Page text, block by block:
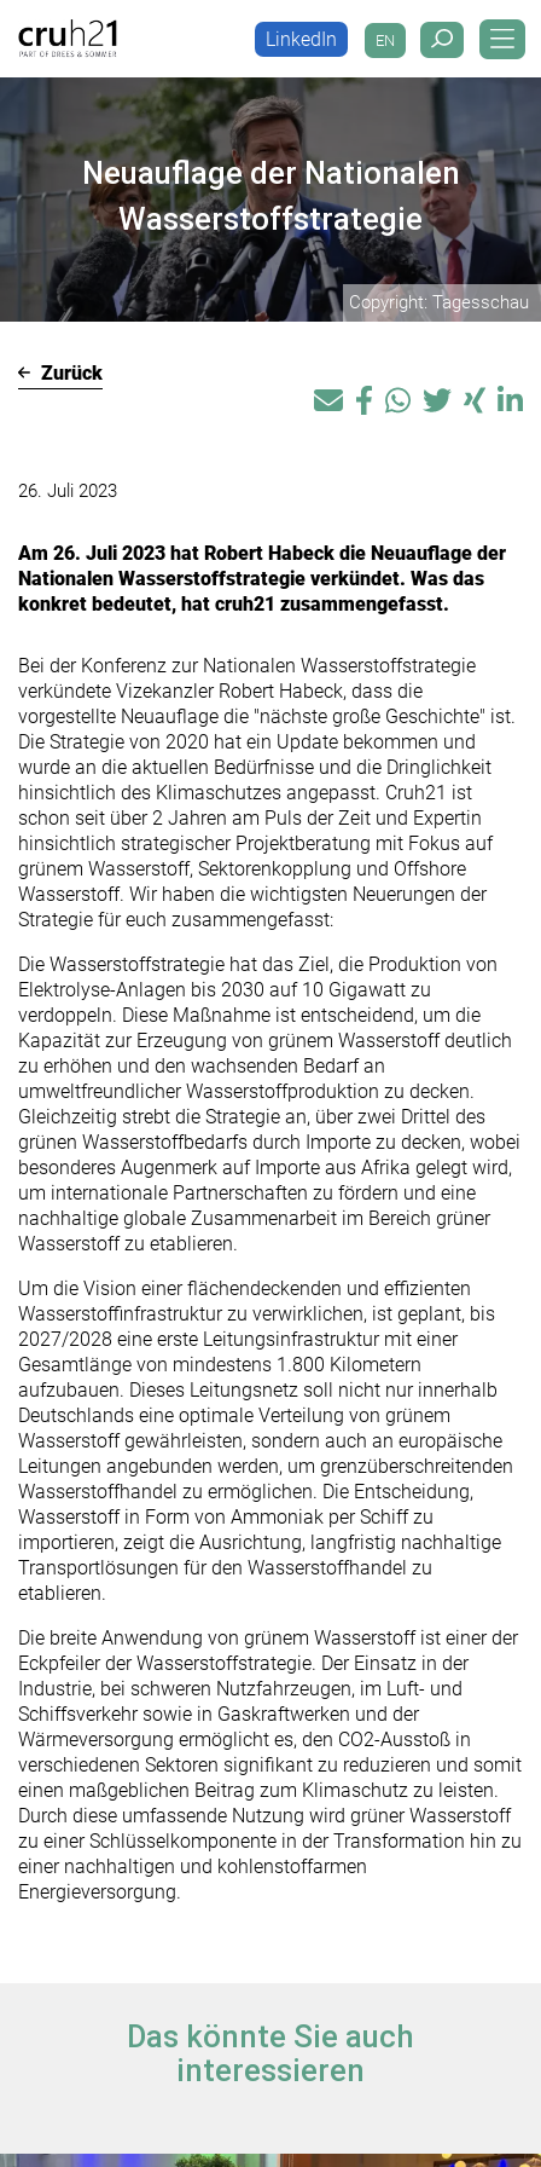
EN
LinkedIn EN
LinkedIn
Neuauflage der Nationalen
Wasserstoffstrategie
Copyright: Tagesschau
Zurück
26. Juli 2023
Am 26. Juli 2023 hat Robert Habeck die Neuauflage der
Nationalen Wasserstoffstrategie verkündet. Was das
konkret bedeutet, hat cruh21 zusammengefasst.
Bei der Konferenz zur Nationalen Wasserstoffstrategie
verkündete Vizekanzler Robert Habeck, dass die
vorgestellte Neuauflage die "nächste große Geschichte" ist.
Die Strategie von 2020 hat ein Update bekommen und
wurde an die aktuellen Bedürfnisse und die Dringlichkeit
hinsichtlich des Klimaschutzes angepasst. Cruh21 ist
schon seit über 2 Jahren am Puls der Zeit und Expertin
hinsichtlich strategischer Projektberatung mit Fokus auf
grünem Wasserstoff, Sektorenkopplung und Offshore
Wasserstoff. Wir haben die wichtigsten Neuerungen der
Strategie für euch zusammengefasst:
Die Wasserstoffstrategie hat das Ziel, die Produktion von
Elektrolyse-Anlagen bis 2030 auf 10 Gigawatt zu
verdoppeln. Diese Maßnahme ist entscheidend, um die
Kapazität zur Erzeugung von grünem Wasserstoff deutlich
zu erhöhen und den wachsenden Bedarf an
umweltfreundlicher Wasserstoffproduktion zu decken.
Gleichzeitig strebt die Strategie an, über zwei Drittel des
grünen Wasserstoffbedarfs durch Importe zu decken, wobei
besonderes Augenmerk auf Importe aus Afrika gelegt wird,
um internationale Partnerschaften zu fördern und eine
nachhaltige globale Zusammenarbeit im Bereich grüner
Wasserstoff zu etablieren.
Um die Vision einer flächendeckenden und effizienten
Wasserstoffinfrastruktur zu verwirklichen, ist geplant, bis
2027/2028 eine erste Leitungsinfrastruktur mit einer
Gesamtlänge von mindestens 1.800 Kilometern
aufzubauen. Dieses Leitungsnetz soll nicht nur innerhalb
Deutschlands eine optimale Verteilung von grünem
Wasserstoff gewährleisten, sondern auch an europäische
Leitungen angebunden werden, um grenzüberschreitenden
Wasserstoffhandel zu ermöglichen. Die Entscheidung,
Wasserstoff in Form von Ammoniak per Schiff zu
importieren, zeigt die Ausrichtung, langfristig nachhaltige
Transportlösungen für den Wasserstoffhandel zu
etablieren.
Die breite Anwendung von grünem Wasserstoff ist einer der
Eckpfeiler der Wasserstoffstrategie. Der Einsatz in der
Industrie, bei schweren Nutzfahrzeugen, im Luft- und
Schiffsverkehr sowie in Gaskraftwerken und der
Wärmeversorgung ermöglicht es, den CO2-Ausstoß in
verschiedenen Sektoren signifikant zu reduzieren und somit
einen maßgeblichen Beitrag zum Klimaschutz zu leisten.
Durch diese umfassende Nutzung wird grüner Wasserstoff
zu einer Schlüsselkomponente in der Transformation hin zu
einer nachhaltigen und kohlenstoffarmen
Energieversorgung.
Das könnte Sie auch
interessieren